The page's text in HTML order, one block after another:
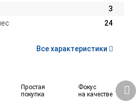
3
24
Все характеристики
Простая
покупка
Фокус
на качестве